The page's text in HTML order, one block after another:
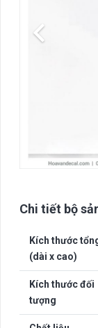
Chi tiết bộ
Kích thước
(dài x cao)
Kích thước đối
tượng